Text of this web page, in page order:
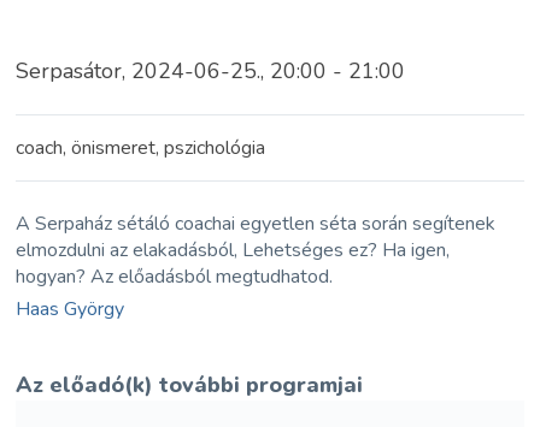
Serpasátor, 2024-06-25., 20:00 - 21:00
coach, önismeret, pszichológia
A Serpaház sétáló coachai egyetlen séta során segítenek
elmozdulni az elakadásból, Lehetséges ez? Ha igen,
hogyan? Az előadásból megtudhatod.
Haas György
Az előadó(k) további programjai